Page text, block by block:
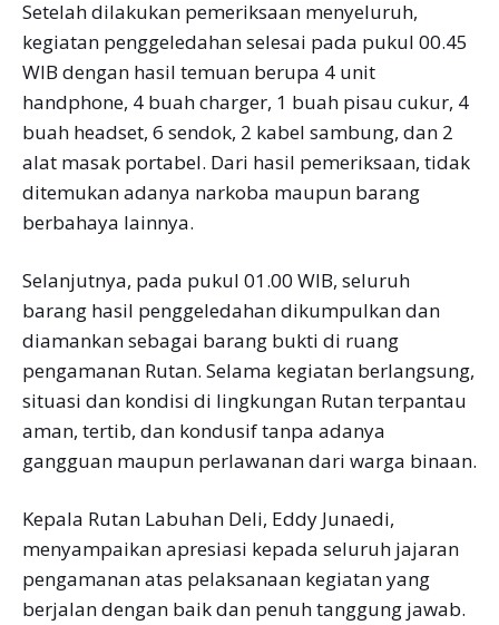
Setelah dilakukan pemeriksaan menyeluruh,
kegiatan penggeledahan selesai pada pukul 00.45
WIB dengan hasil temuan berupa 4 unit
handphone, 4 buah charger, 1 buah pisau cukur, 4
buah headset, 6 sendok, 2 kabel sambung, dan 2
alat masak portabel. Dari hasil pemeriksaan, tidak
ditemukan adanya narkoba maupun barang
berbahaya lainnya.
Selanjutnya, pada pukul 01.00 WIB, seluruh
barang hasil penggeledahan dikumpulkan dan
diamankan sebagai barang bukti di ruang
pengamanan Rutan. Selama kegiatan berlangsung,
situasi dan kondisi di lingkungan Rutan terpantau
aman, tertib, dan kondusif tanpa adanya
gangguan maupun perlawanan dari warga binaan.
Kepala Rutan Labuhan Deli, Eddy Junaedi,
menyampaikan apresiasi kepada seluruh jajaran
pengamanan atas pelaksanaan kegiatan yang
berjalan dengan baik dan penuh tanggung jawab.